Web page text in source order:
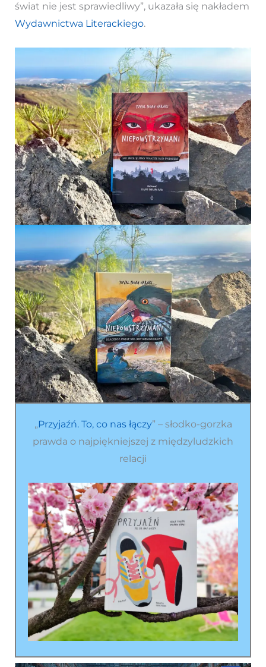
świat nie jest sprawiedliwy”, ukazała się nakładem
Wydawnictwa Literackiego.
„Przyjaźń. To, co nas łączy” – słodko-gorzka
prawda o najpiękniejszej z międzyludzkich
relacji